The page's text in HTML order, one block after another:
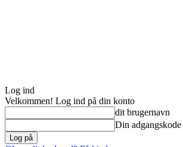
Log ind
Velkommen! Log ind på din konto
dit brugernavn
Din adgangskode